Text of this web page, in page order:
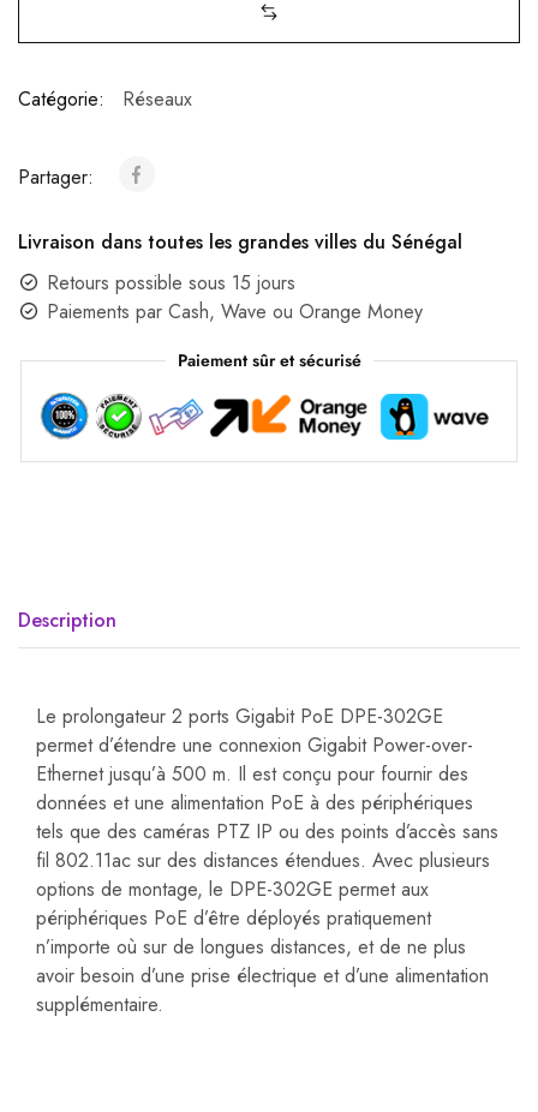
Catégorie: Réseaux
Partager:
Livraison dans toutes les grandes villes du Sénégal
Retours possible sous 15 jours
Paiements par Cash, Wave ou Orange Money
Paiement sûr et sécurisé
Description
Le prolongateur 2 ports Gigabit PoE DPE-302GE
permet d’étendre une connexion Gigabit Power-over-
Ethernet jusqu’à 500 m. Il est conçu pour fournir des
données et une alimentation PoE à des périphériques
tels que des caméras PTZ IP ou des points d’accès sans
fil 802.11ac sur des distances étendues. Avec plusieurs
options de montage, le DPE-302GE permet aux
périphériques PoE d’être déployés pratiquement
n’importe où sur de longues distances, et de ne plus
avoir besoin d’une prise électrique et d’une alimentation
supplémentaire.